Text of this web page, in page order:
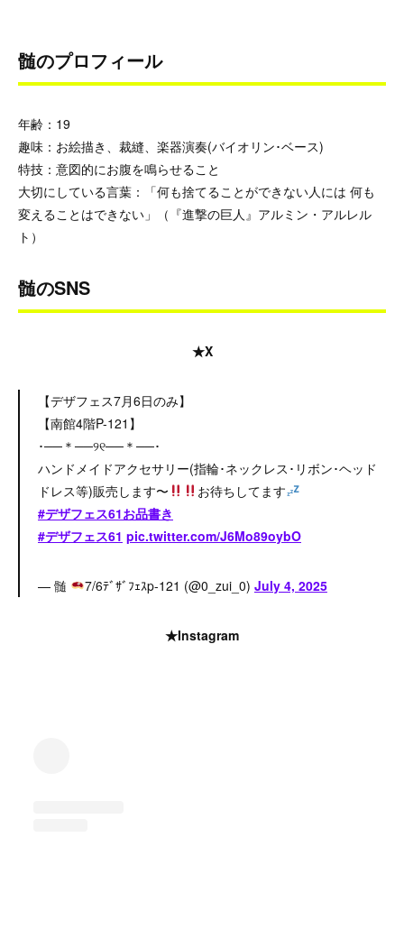
髄のプロフィール
年齢：19
趣味：お絵描き、裁縫、楽器演奏(バイオリン･ベース)
特技：意図的にお腹を鳴らせること
大切にしている言葉：「何も捨てることができない人には 何も
変えることはできない」（『進撃の巨人』アルミン・アルレル
ト）
髄のSNS
★X
【デザフェス7月6日のみ】
【南館4階P-121】
･──＊──୨୧──＊──･
ハンドメイドアクセサリー(指輪･ネックレス･リボン･ヘッド
ドレス等)販売します〜
お待ちしてます
#デザフェス61お品書き
#デザフェス61 pic.twitter.com/J6Mo89oybO
— 髄 7/6ﾃﾞｻﾞﾌｪｽp-121 (@0_zui_0) July 4, 2025
★Instagram